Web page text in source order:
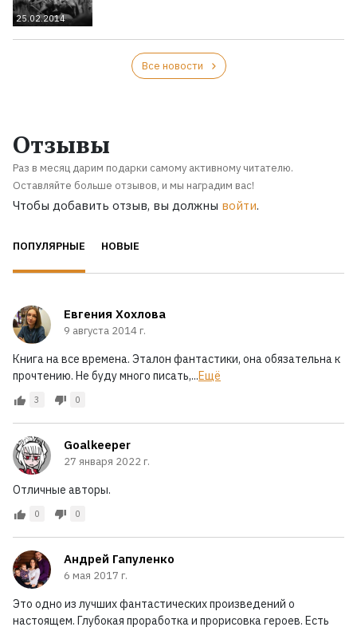
25.02.2014
Все новости
Отзывы
Раз в месяц дарим подарки самому активному читателю.
Оставляйте больше отзывов, и мы наградим вас!
Чтобы добавить отзыв, вы должны войти.
ПОПУЛЯРНЫЕ НОВЫЕ
Евгения Хохлова
9 августа 2014 г.
Книга на все времена. Эталон фантастики, она обязательна к
прочтению. Не буду много писать,...Ещё
3 0
Goalkeeper
27 января 2022 г.
Отличные авторы.
0 0
Андрей Гапуленко
6 мая 2017 г.
Это одно из лучших фантастических произведений о
настоящем. Глубокая проработка и прорисовка героев. Есть